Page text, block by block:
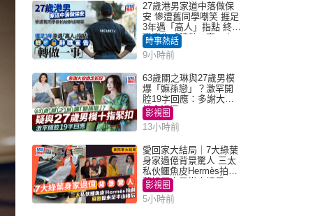
27歲港男家道中落做保
安 慘遭舊同學嘲笑 捱足
3年遇「高人」指點 終辭
職宣告「轉做一事」｜
Juicy叮
時事熱話
9小時前
63歲關之琳與27歲男模
爆「嫲孫戀」？激罕開
腔19字回應：多謝大家
掛念近況
影視圈
13小時前
愛回家大結局｜7大綠葉
身家過億背景驚人 三太
私伙鱷魚皮Hermès拍劇
蘇姐原來是半山樓后
影視圈
5小時前